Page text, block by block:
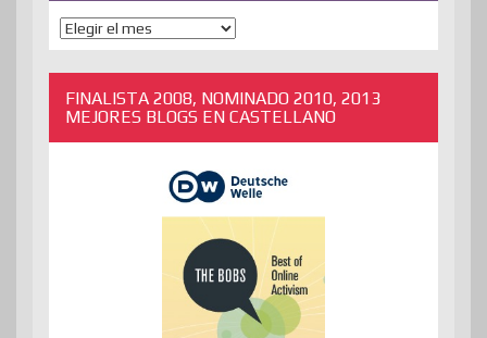
ENTRADAS
ANTERIORES
FINALISTA 2008, NOMINADO 2010, 2013
MEJORES BLOGS EN CASTELLANO